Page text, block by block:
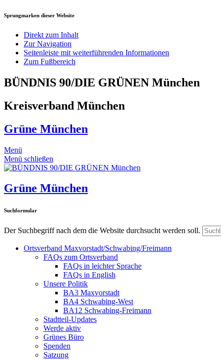
Sprungmarken dieser Website
Direkt zum Inhalt
Zur Navigation
Seitenleiste mit weiterführenden Informationen
Zum Fußbereich
BÜNDNIS 90/DIE GRÜNEN München
Kreisverband München
Grüne München
Menü
Menü schließen
Grüne München
Suchformular
Der Suchbegriff nach dem die Website durchsucht werden soll.
Ortsverband Maxvorstadt/Schwabing/Freimann
FAQs zum Ortsverband
FAQs in leichter Sprache
FAQs in English
Unsere Politik
BA3 Maxvorstadt
BA4 Schwabing-West
BA12 Schwabing-Freimann
Stadtteil-Updates
Werde aktiv
Grünes Büro
Spenden
Satzung